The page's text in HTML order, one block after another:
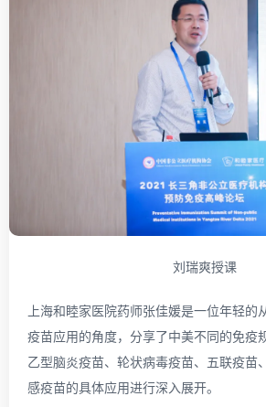
刘瑞爽授课
上海和睦家医院药师张佳媛是一位年轻的
疫苗应用的角度，分享了中美不同的免疫
乙型脑炎疫苗、轮状病毒疫苗、五联疫苗
感疫苗的具体应用进行深入展开。